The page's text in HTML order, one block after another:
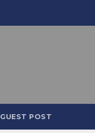
GUEST POST